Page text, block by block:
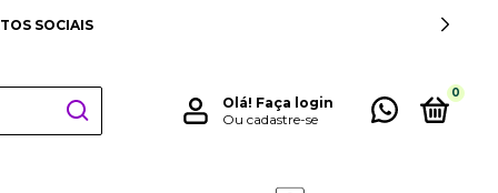
Olá! Faça login
Ou cadastre-se
0